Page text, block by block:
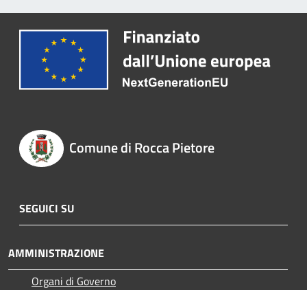
Comune di Rocca Pietore
SEGUICI SU
AMMINISTRAZIONE
Organi di Governo